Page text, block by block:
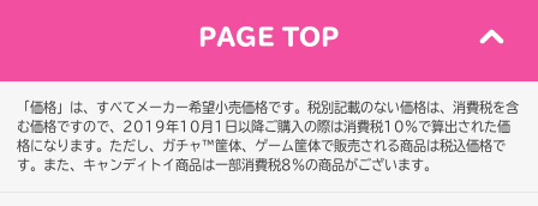
PAGE TOP
「価格」は、すべてメーカー希望小売価格です。税別記載のない価格は、消費税を含
む価格ですので、2019年10月1日以降ご購入の際は消費税10％で算出された価
格になります。 ただし、ガチャ™筐体、ゲーム筐体で販売される商品は税込価格で
す。また、キャンディトイ商品は一部消費税8％の商品がございます。